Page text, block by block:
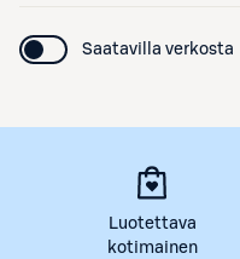
Saatavilla verkosta
Luotettava
kotimainen